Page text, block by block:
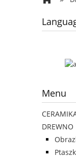
Menu
DREWNO